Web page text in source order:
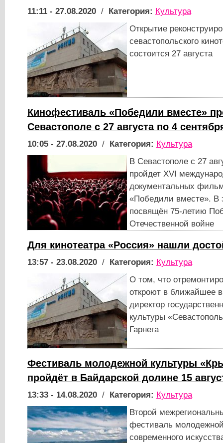
11:11 - 27.08.2020 / Категория: Культура
Открытие
севастопольского
состоится 27 августа
Кинофестиваль «Победили вместе»
Севастополе с 27 августа по 4
10:05 - 27.08.2020 / Категория: Культура
В Севастополе с 27
пройдет XVI
документальных
«Победили вместе». В
посвящён 75-летию
Отечественной войне
Для кинотеатра «Россия» нашли
13:57 - 23.08.2020 / Категория: Культура
О том, что
откроют в ближайшее
директор
культуры
Гарнега
Фестиваль молодежной культуры
пройдёт в Байдарской долине 15
13:33 - 14.08.2020 / Категория: Культура
Второй
фестиваль
современного